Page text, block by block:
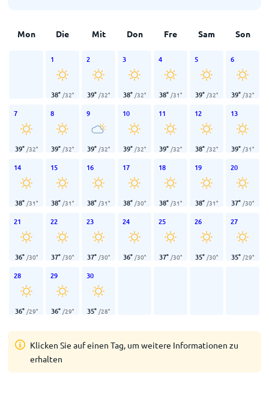
Mon Die Mit Don Fre Sam Son
1
38° /32°
2
39° /32°
3
38° /32°
4
38° /31°
5
39° /32°
6
39° /32°
7
39° /32°
8
39° /32°
9
39° /32°
10
39° /32°
11
39° /32°
12
38° /32°
13
39° /31°
14
38° /31°
15
38° /31°
16
38° /31°
17
38° /30°
18
38° /31°
19
38° /31°
20
37° /30°
21
36° /30°
22
37° /30°
23
37° /30°
24
36° /30°
25
37° /30°
26
35° /30°
27
35° /29°
28
36° /29°
29
36° /29°
30
35° /28°
Klicken Sie auf einen Tag, um weitere Informationen zu
erhalten